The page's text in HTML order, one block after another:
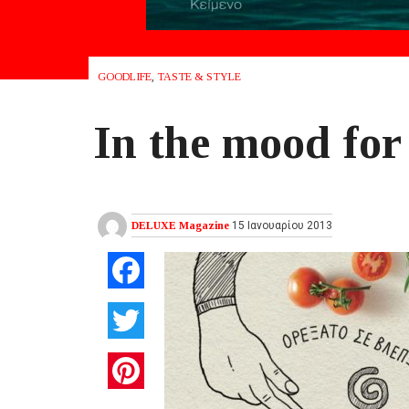
GOODLIFE, TASTE & STYLE
In the mood
DELUXE Magazine 15 Ιανουαρίου 2013
Facebook
Pinterest